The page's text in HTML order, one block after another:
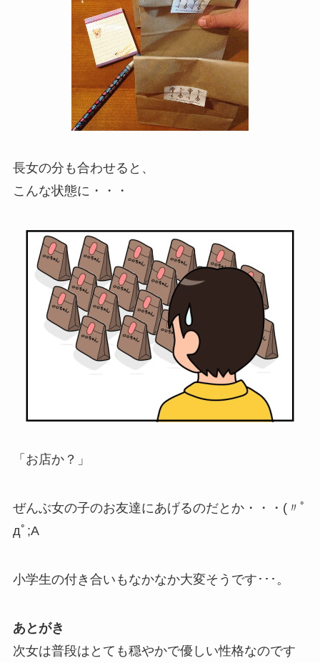
長女の分も合わせると、
こんな状態に・・・
「お店か？」
ぜんぶ女の子のお友達にあげるのだとか・・・(〃ﾟ
дﾟ;A
小学生の付き合いもなかなか大変そうです･･･。
あとがき
次女は普段はとても穏やかで優しい性格なのです